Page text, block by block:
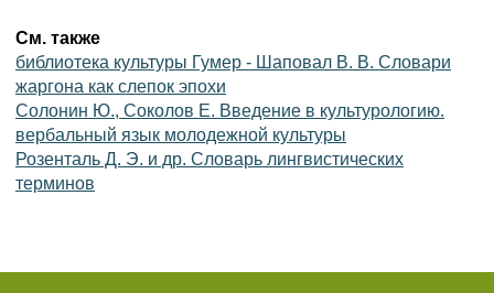
См. также
библиотека культуры Гумер - Шаповал В. В. Словари
жаргона как слепок эпохи
Солонин Ю., Соколов Е. Введение в культурологию.
вербальный язык молодежной культуры
Розенталь Д. Э. и др. Словарь лингвистических
терминов